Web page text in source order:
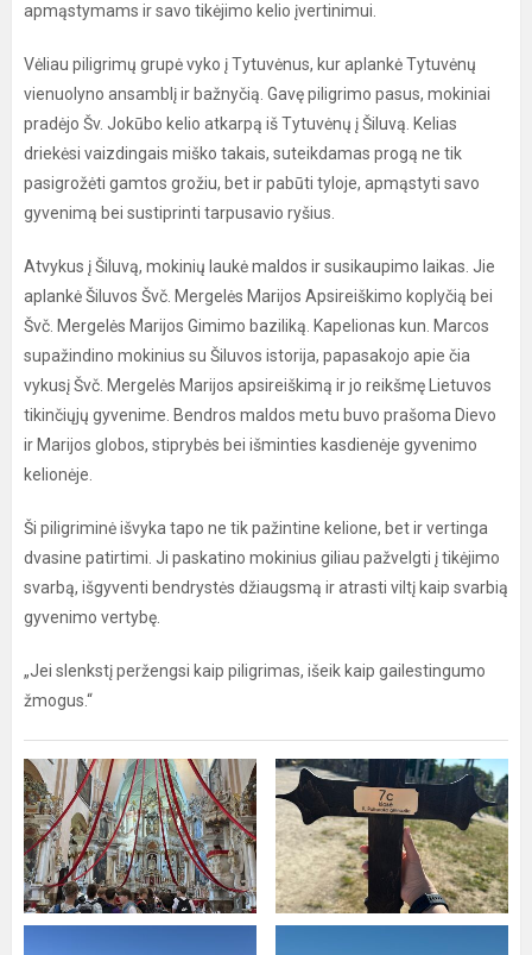
apmąstymams ir savo tikėjimo kelio įvertinimui.
Vėliau piligrimų grupė vyko į Tytuvėnus, kur aplankė Tytuvėnų
vienuolyno ansamblį ir bažnyčią. Gavę piligrimo pasus, mokiniai
pradėjo Šv. Jokūbo kelio atkarpą iš Tytuvėnų į Šiluvą. Kelias
driekėsi vaizdingais miško takais, suteikdamas progą ne tik
pasigrožėti gamtos grožiu, bet ir pabūti tyloje, apmąstyti savo
gyvenimą bei sustiprinti tarpusavio ryšius.
Atvykus į Šiluvą, mokinių laukė maldos ir susikaupimo laikas. Jie
aplankė Šiluvos Švč. Mergelės Marijos Apsireiškimo koplyčią bei
Švč. Mergelės Marijos Gimimo baziliką. Kapelionas kun. Marcos
supažindino mokinius su Šiluvos istorija, papasakojo apie čia
vykusį Švč. Mergelės Marijos apsireiškimą ir jo reikšmę Lietuvos
tikinčiųjų gyvenime. Bendros maldos metu buvo prašoma Dievo
ir Marijos globos, stiprybės bei išminties kasdienėje gyvenimo
kelionėje.
Ši piligriminė išvyka tapo ne tik pažintine kelione, bet ir vertinga
dvasine patirtimi. Ji paskatino mokinius giliau pažvelgti į tikėjimo
svarbą, išgyventi bendrystės džiaugsmą ir atrasti viltį kaip svarbią
gyvenimo vertybę.
„Jei slenkstį peržengsi kaip piligrimas, išeik kaip gailestingumo
žmogus.“